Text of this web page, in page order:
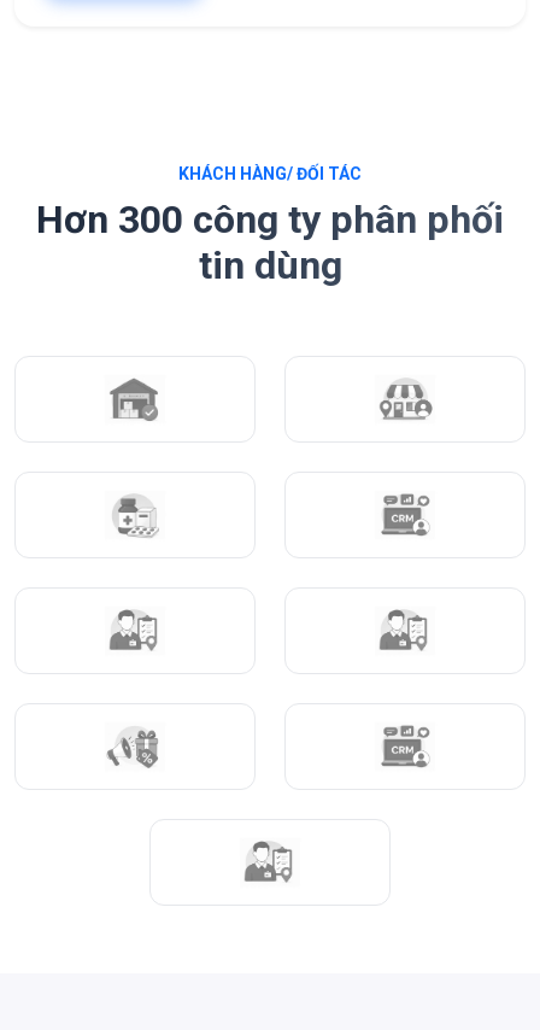
KHÁCH HÀNG/ ĐỐI TÁC
Hơn 300 công ty phân phối
tin dùng